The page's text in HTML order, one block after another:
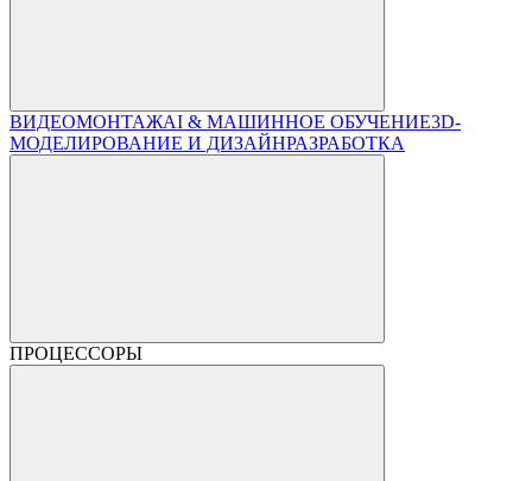
ВИДЕОМОНТАЖAI & МАШИННОЕ ОБУЧЕНИЕ3D-
МОДЕЛИРОВАНИЕ И ДИЗАЙНРАЗРАБОТКА
ПРОЦЕССОРЫ